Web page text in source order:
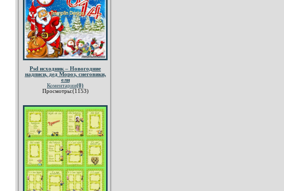
Psd исходник – Новогодние
надписи, дед Мороз, снеговики,
ели
Коментарии(0)
Просмотры:(1153)